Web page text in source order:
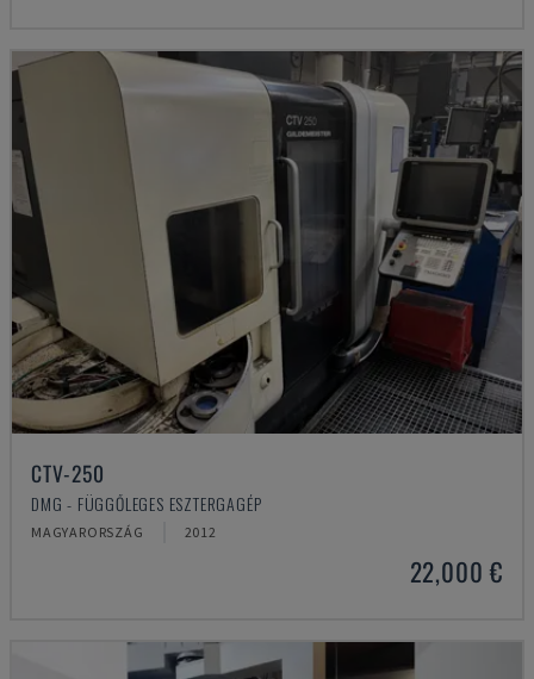
CTV-250
DMG - FÜGGŐLEGES ESZTERGAGÉP
MAGYARORSZÁG 2012
22,000 €